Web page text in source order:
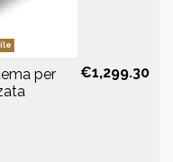
per
€1,299.30